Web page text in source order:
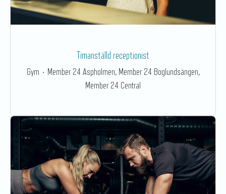
Timanställd receptionist
Gym · Member 24 Aspholmen, Member 24 Boglundsängen,
Member 24 Central